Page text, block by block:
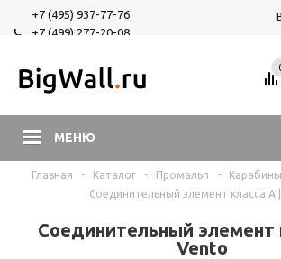
+7 (495) 937-77-76
+7 (499) 277-20-08
МЕНЮ
Главная - Каталог - Промальп -
Соединительный элемент класса А
Соединительный элемент
Vento